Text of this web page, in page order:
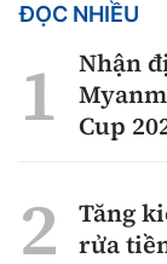
ĐỌC NHIỀU
Nhận
Cup
Tăng
rửa